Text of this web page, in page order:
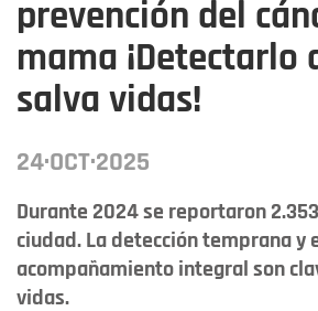
prevención del
mama ¡Detectarlo
salva vidas!
24·OCT·2025
Durante 2024 se reportaron
ciudad. La detección temprana y
acompañamiento integral son
vidas.